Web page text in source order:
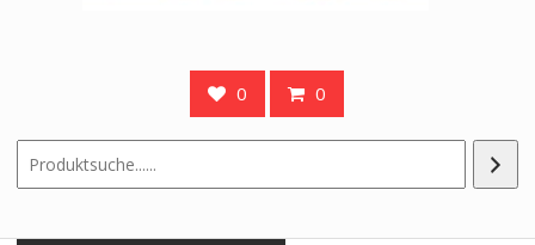
0 0